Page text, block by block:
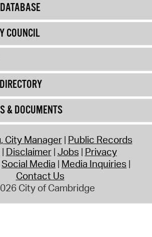
COUNCIL
& DOCUMENTS
City Manager Public Records
Disclaimer Jobs Privacy
Social Media Media Inquiries
Contact Us
City of Cambridge